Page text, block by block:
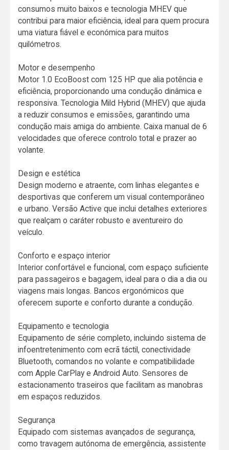
consumos muito baixos e tecnologia MHEV que
contribui para maior eficiência, ideal para quem procura
uma viatura fiável e económica para muitos
quilómetros.
Motor e desempenho
Motor 1.0 EcoBoost com 125 HP que alia potência e
eficiência, proporcionando uma condução dinâmica e
responsiva. Tecnologia Mild Hybrid (MHEV) que ajuda
a reduzir consumos e emissões, garantindo uma
condução mais amiga do ambiente. Caixa manual de 6
velocidades que oferece controlo total e prazer ao
volante.
Design e estética
Design moderno e atraente, com linhas elegantes e
desportivas que conferem um visual contemporâneo
e urbano. Versão Active que inclui detalhes exteriores
que realçam o caráter robusto e aventureiro do
veículo.
Conforto e espaço interior
Interior confortável e funcional, com espaço suficiente
para passageiros e bagagem, ideal para o dia a dia ou
viagens mais longas. Bancos ergonómicos que
oferecem suporte e conforto durante a condução.
Equipamento e tecnologia
Equipamento de série completo, incluindo sistema de
infoentretenimento com ecrã táctil, conectividade
Bluetooth, comandos no volante e compatibilidade
com Apple CarPlay e Android Auto. Sensores de
estacionamento traseiros que facilitam as manobras
em espaços reduzidos.
Segurança
Equipado com sistemas avançados de segurança,
como travagem autónoma de emergência, assistente